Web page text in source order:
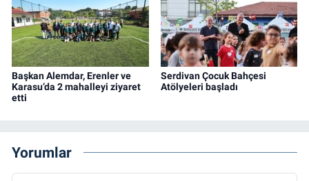
Başkan Alemdar, Erenler ve
Karasu’da 2 mahalleyi ziyaret
etti
Serdivan Çocuk Bahçesi
Atölyeleri başladı
Yorumlar